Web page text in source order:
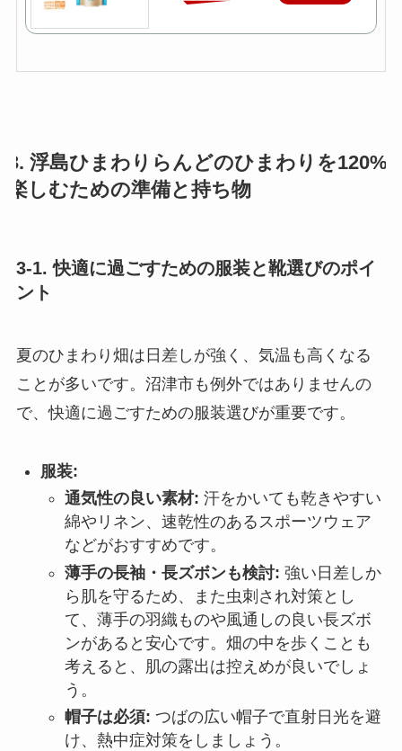
3. 浮島ひまわりらんどのひまわりを120%
楽しむための準備と持ち物
3-1. 快適に過ごすための服装と靴選びのポイ
ント
夏のひまわり畑は日差しが強く、気温も高くなる
ことが多いです。沼津市も例外ではありませんの
で、快適に過ごすための服装選びが重要です。
服装:
通気性の良い素材: 汗をかいても乾きやすい
綿やリネン、速乾性のあるスポーツウェア
などがおすすめです。
薄手の長袖・長ズボンも検討: 強い日差しか
ら肌を守るため、また虫刺され対策とし
て、薄手の羽織ものや風通しの良い長ズボ
ンがあると安心です。畑の中を歩くことも
考えると、肌の露出は控えめが良いでしょ
う。
帽子は必須: つばの広い帽子で直射日光を避
け、熱中症対策をしましょう。